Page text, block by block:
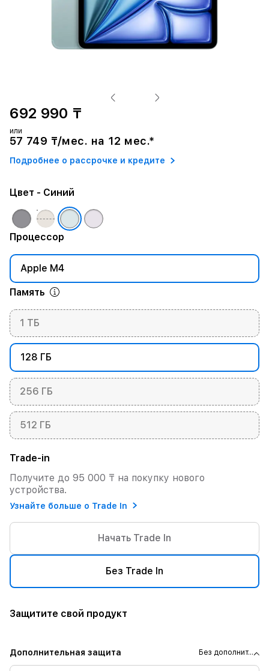
692 990 ₸
или
57 749 ₸/мес. на 12 мес.*
Подробнее о рассрочке и кредите
Цвет - Синий
Процессор
Apple M4
Память
1 ТБ
128 ГБ
256 ГБ
512 ГБ
Trade-in
Получите до 95 000 ₸ на покупку нового
устройства.
Узнайте больше о Trade In
Начать Trade In
Без Trade In
Защитите свой продукт
Дополнительная защита Без дополнит...